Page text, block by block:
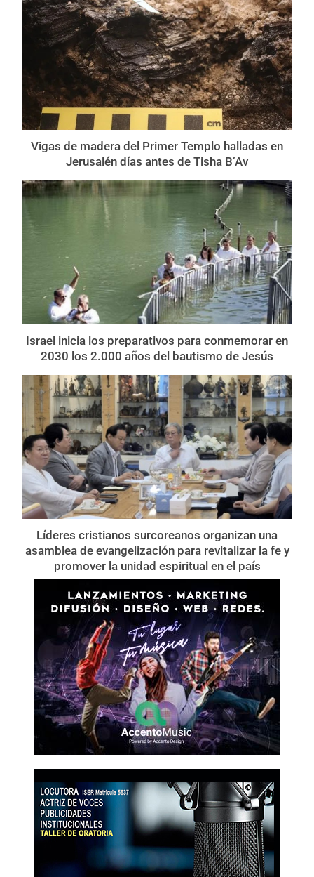
Vigas de madera del Primer Templo halladas en
Jerusalén días antes de Tisha B’Av
Israel inicia los preparativos para conmemorar en
2030 los 2.000 años del bautismo de Jesús
Líderes cristianos surcoreanos organizan una
asamblea de evangelización para revitalizar la fe y
promover la unidad espiritual en el país